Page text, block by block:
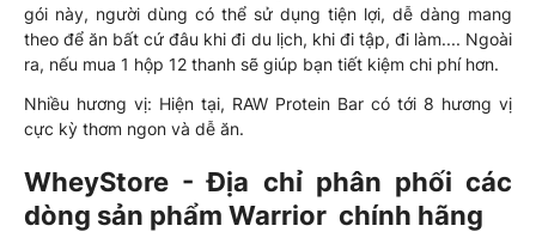
gói này, người dùng có thể sử dụng tiện lợi, dễ dàng mang
theo để ăn bất cứ đâu khi đi du lịch, khi đi tập, đi làm.... Ngoài
ra, nếu mua 1 hộp 12 thanh sẽ giúp bạn tiết kiệm chi phí hơn.
Nhiều hương vị: Hiện tại, RAW Protein Bar có tới 8 hương vị
cực kỳ thơm ngon và dễ ăn.
WheyStore - Địa chỉ phân phối các
dòng sản phẩm Warrior chính hãng